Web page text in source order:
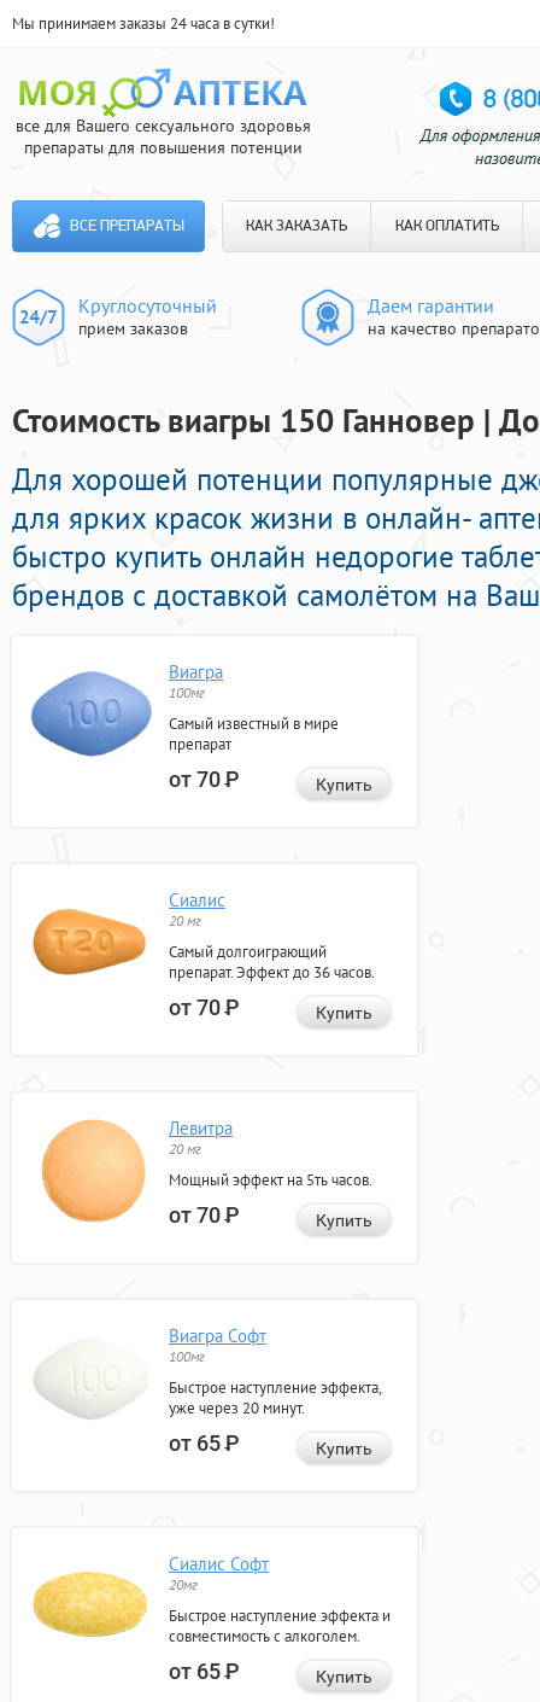
Мы принимаем заказы 24 часа в сутки!
все для Вашего сексуального здоровья
препараты для повышения потенции
ВСЕ ПРЕПАРАТЫ КАК ЗАКАЗАТЬ КАК ОПЛАТИТЬ
Круглосуточный
прием заказов
Даем гарантии
на качество
Стоимость виагры 150 Ганновер |
Для хорошей потенции популярные
для ярких красок жизни в онлайн-
быстро купить онлайн недорогие
брендов с доставкой самолётом на
Виагра
100мг
Самый известный в мире
препарат
от 70Р Купить
Сиалис
20 мг
Самый долгоиграющий
препарат. Эффект до 36 часов.
от 70Р Купить
Левитра
20 мг
Мощный эффект на 5ть часов.
от 70Р Купить
Виагра Софт
100мг
Быстрое наступление эффекта,
уже через 20 минут.
от 65Р Купить
Сиалис Софт
20мг
Быстрое наступление эффекта и
совместимость с алкоголем.
от 65Р Купить